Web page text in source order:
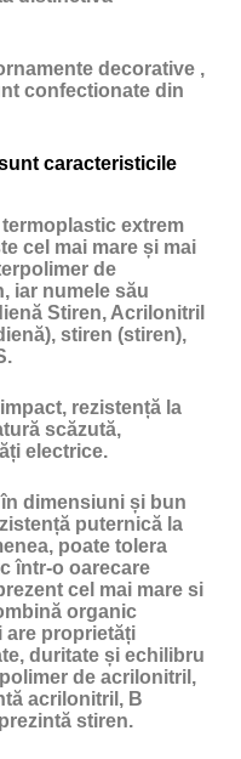
decorative ,
confectionate din
caracteristicile
termoplastic extrem
cel mai mare și mai
de
iar numele său
Stiren, Acrilonitril
stiren (stiren),
rezistență la
scăzută,
electrice.
dimensiuni și bun
puternică la
poate tolera
într-o oarecare
cel mai mare si
organic
are proprietăți
duritate și echilibru
de acrilonitril,
acrilonitril, B
stiren.